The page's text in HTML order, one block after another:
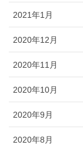
2021年1月
2020年12月
2020年11月
2020年10月
2020年9月
2020年8月